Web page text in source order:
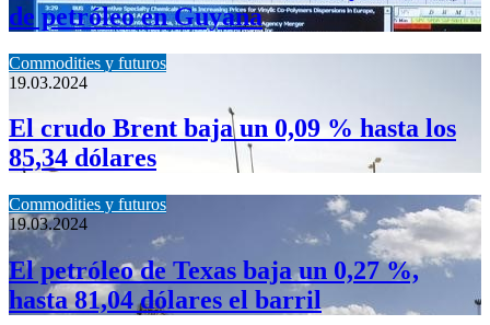
de petróleo en Guyana
Commodities y futuros
19.03.2024
El crudo Brent baja un 0,09 % hasta los
85,34 dólares
Commodities y futuros
19.03.2024
El petróleo de Texas baja un 0,27 %,
hasta 81,04 dólares el barril